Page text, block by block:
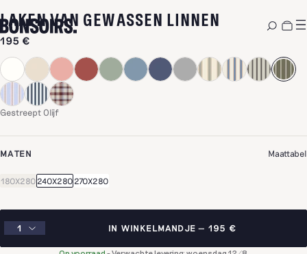
LAKEN VAN GEWASSEN LINNEN
195 €
Gestreept Olijf
MATEN Maattabel
180X280 240X280 270X280
IN WINKELMANDJE 195 €